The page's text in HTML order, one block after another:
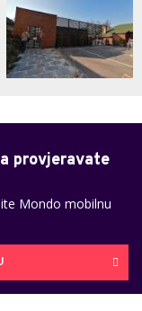
provjeravate
Mondo mobilnu